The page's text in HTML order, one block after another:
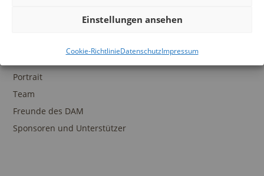
Einstellungen ansehen
Cookie-RichtlinieDatenschutzImpressum
Portrait
Team
Freunde des DAM
Sponsoren und Unterstützer